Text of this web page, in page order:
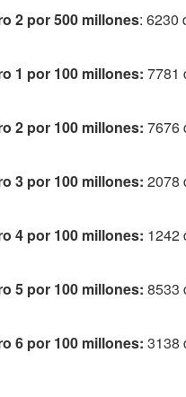
2 por 500 millones: 6230
1 por 100 millones:7781
2 por 100 millones:7676
3 por 100 millones:2078
4 por 100 millones: 1242
5 por 100 millones:8533
6 por 100 millones:3138